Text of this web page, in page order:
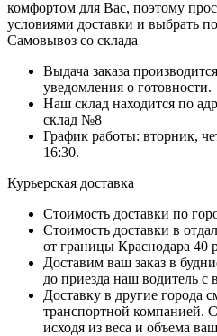
комфортом для Вас, поэтому
условиями доставки и выбрать
Самовывоз со склада
Выдача заказа
уведомления о готовности.
Наш склад находится по
склад №8
График работы: вторник,
16:30.
Курьерская доставка
Стоимость доставки по
Стоимость доставки в
от границы Краснодара 40
Доставим ваш заказ в
до приезда наш водитель с
Доставку в другие города
транспортной компанией.
исходя из веса и объема